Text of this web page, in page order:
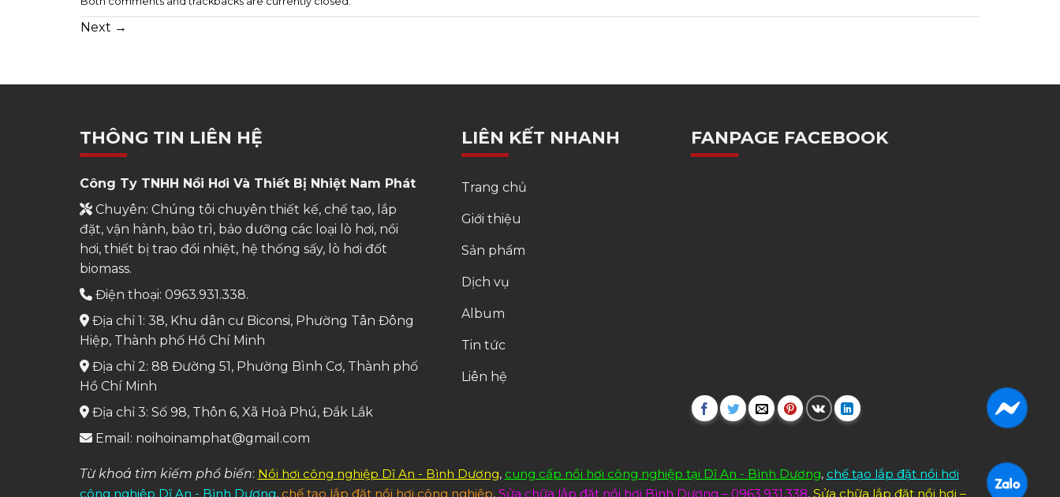
Next →
THÔNG TIN LIÊN HỆ
Công Ty TNHH Nồi Hơi Và Thiết Bị Nhiệt Nam Phát
Chuyên: Chúng tôi chuyên thiết kế, chế tạo, lắp
đặt, vận hành, bảo trì, bảo dưỡng các loại lò hơi, nồi
hơi, thiết bị trao đổi nhiệt, hệ thống sấy, lò hơi đốt
biomass.
Điện thoại: 0963.931.338.
Địa chỉ 1: 38, Khu dân cư Biconsi, Phường Tân Đông
Hiệp, Thành phố Hồ Chí Minh
Địa chỉ 2: 88 Đường 51, Phường Bình Cơ, Thành phố
Hồ Chí Minh
Địa chỉ 3: Số 98, Thôn 6, Xã Hoà Phú, Đắk Lắk
Email: noihoinamphat@gmail.com
LIÊN KẾT NHANH
Trang chủ
Giới thiệu
Sản phẩm
Dịch vụ
Album
Tin tức
Liên hệ
FANPAGE FACEBOOK
Từ khoá tìm kiếm phổ biến: Nồi hơi công nghiệp Dĩ An - Bình Dương, cung cấp nồi hơi công nghiệp tại Dĩ An - Bình Dương, chế tạo lắp đặt nồi hơi
công nghiệp Dĩ An - Bình Dương, chế tạo lắp đặt nồi hơi công nghiệp, Sửa chữa lắp đặt nồi hơi Bình Dương – 0963.931.338, Sửa chữa lắp đặt nồi hơi –